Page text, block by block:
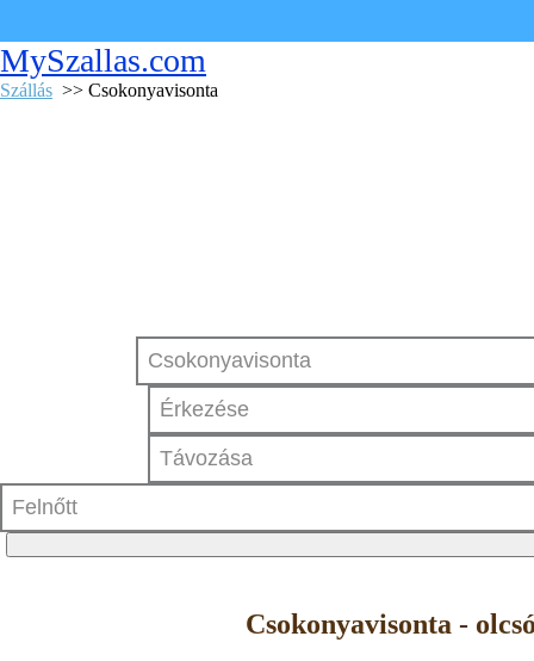
MySzallas.com
Szállás >> Csokonyavisonta
Csokonyavisonta -